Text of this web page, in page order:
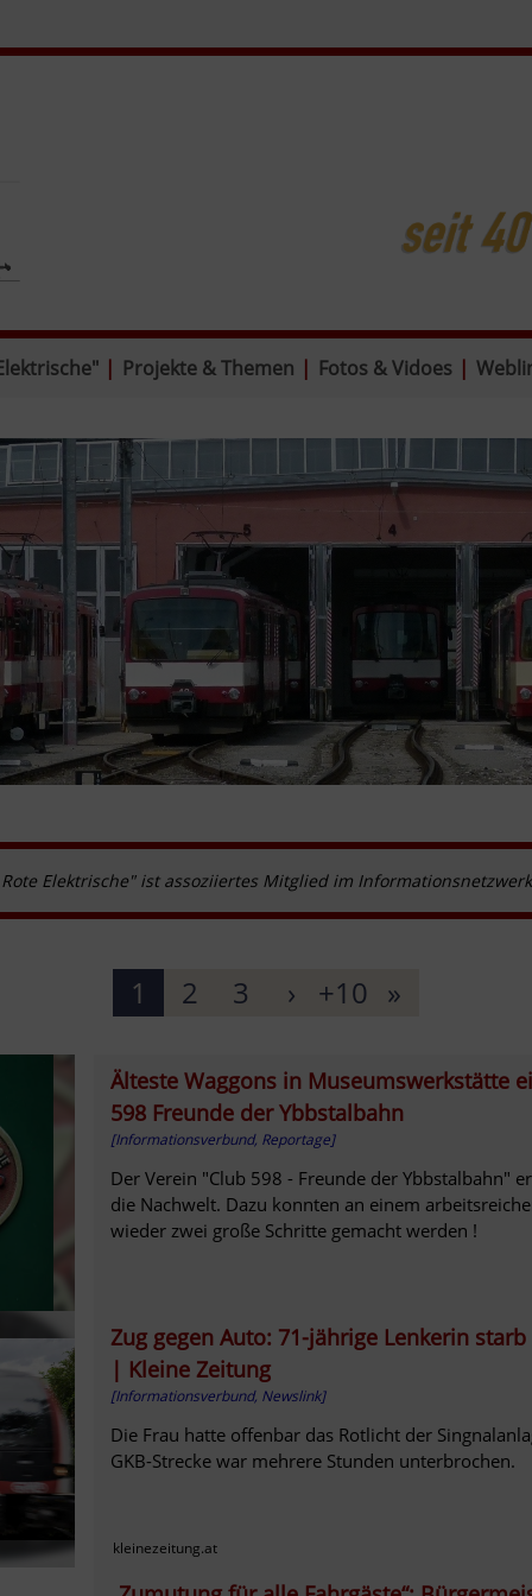
| Projekte & Themen | Fotos & Vidoes |
Elektrische" ist assoziiertes Mitglied im
1 2 3 › +10 »
Älteste Waggons in Museumswerkstätte
598 Freunde der Ybbstalbahn
[Informationsverbund, Reportage]
Der Verein "Club 598 - Freunde der Ybbstalbahn"
die Nachwelt. Dazu konnten an einem
wieder zwei große Schritte gemacht werden !
Zug gegen Auto: 71-jährige Lenkerin
| Kleine Zeitung
[Informationsverbund, Newslink]
Die Frau hatte offenbar das Rotlicht der
GKB-Strecke war mehrere Stunden unterbrochen.
kleinezeitung.at